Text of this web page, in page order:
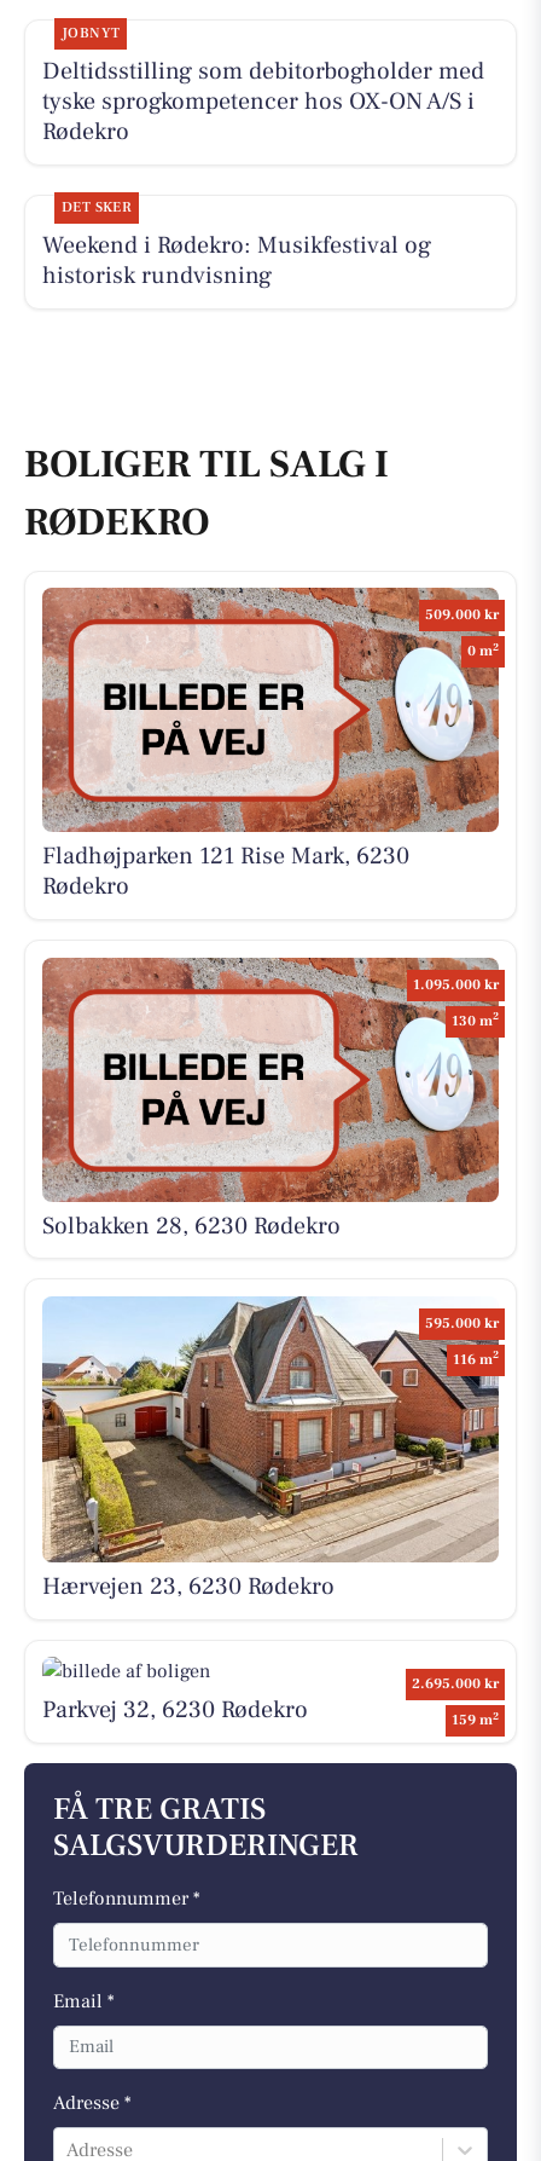
JOBNYT
Deltidsstilling som debitorbogholder med
tyske sprogkompetencer hos OX-ON A/S i
Rødekro
DET SKER
Weekend i Rødekro: Musikfestival og
historisk rundvisning
BOLIGER TIL SALG I
RØDEKRO
509.000 kr
0 m2
Fladhøjparken 121 Rise Mark, 6230
Rødekro
1.095.000 kr
130 m2
Solbakken 28, 6230 Rødekro
595.000 kr
116 m2
Hærvejen 23, 6230 Rødekro
2.695.000 kr
159 m2
Parkvej 32, 6230 Rødekro
FÅ TRE GRATIS
SALGSVURDERINGER
Telefonnummer *
Email *
Adresse *
Adresse